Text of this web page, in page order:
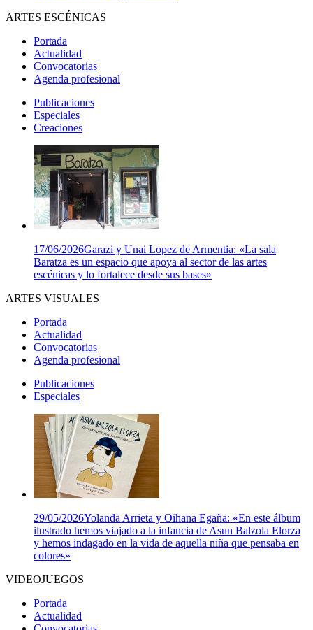
ARTES ESCÉNICAS
Portada
Actualidad
Convocatorias
Agenda profesional
Publicaciones
Especiales
Creaciones
17/06/2026Garazi y Unai Lopez de Armentia: «La sala
Baratza es un espacio que apoya al sector de las artes
escénicas y lo fortalece desde sus bases»
ARTES VISUALES
Portada
Actualidad
Convocatorias
Agenda profesional
Publicaciones
Especiales
29/05/2026Yolanda Arrieta y Oihana Egaña: «En este álbum
ilustrado hemos viajado a la infancia de Asun Balzola Elorza
y hemos indagado en la vida de aquella niña que pensaba en
colores»
VIDEOJUEGOS
Portada
Actualidad